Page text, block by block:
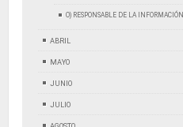
O) RESPONSABLE DE LA INFORMACIÓN
ABRIL
MAYO
JUNIO
JULIO